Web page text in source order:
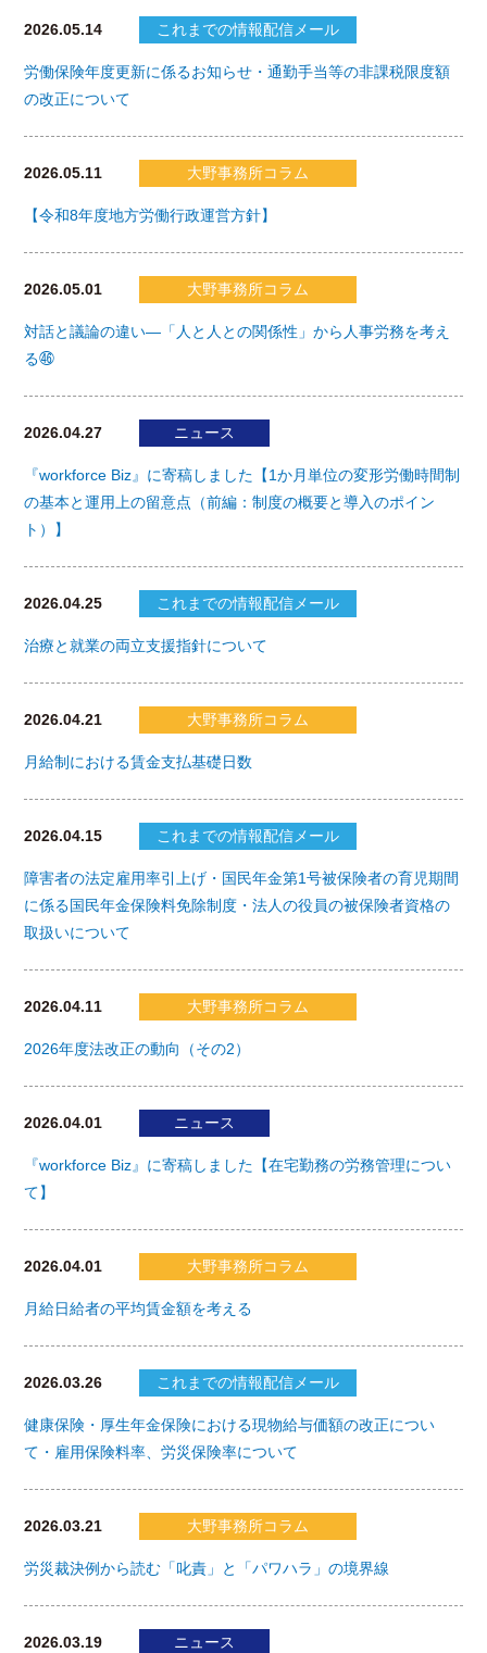
2026.05.14 これまでの情報配信メール
労働保険年度更新に係るお知らせ・通勤手当等の非課税限度額
の改正について
2026.05.11 大野事務所コラム
【令和8年度地方労働行政運営方針】
2026.05.01 大野事務所コラム
対話と議論の違い―「人と人との関係性」から人事労務を考え
る㊻
2026.04.27 ニュース
『workforce Biz』に寄稿しました【1か月単位の変形労働時間制
の基本と運用上の留意点（前編：制度の概要と導入のポイン
ト）】
2026.04.25 これまでの情報配信メール
治療と就業の両立支援指針について
2026.04.21 大野事務所コラム
月給制における賃金支払基礎日数
2026.04.15 これまでの情報配信メール
障害者の法定雇用率引上げ・国民年金第1号被保険者の育児期間
に係る国民年金保険料免除制度・法人の役員の被保険者資格の
取扱いについて
2026.04.11 大野事務所コラム
2026年度法改正の動向（その2）
2026.04.01 ニュース
『workforce Biz』に寄稿しました【在宅勤務の労務管理につい
て】
2026.04.01 大野事務所コラム
月給日給者の平均賃金額を考える
2026.03.26 これまでの情報配信メール
健康保険・厚生年金保険における現物給与価額の改正につい
て・雇用保険料率、労災保険率について
2026.03.21 大野事務所コラム
労災裁決例から読む「叱責」と「パワハラ」の境界線
2026.03.19 ニュース